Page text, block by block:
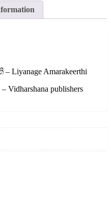
Amarakeerthi
publishers